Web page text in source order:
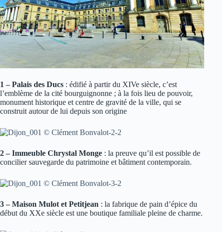
1 – Palais des Ducs : édifié à partir du XIVe siècle, c’est
l’emblème de la cité bourguignonne ; à la fois lieu de pouvoir,
monument historique et centre de gravité de la ville, qui se
construit autour de lui depuis son origine
2 – Immeuble Chrystal Monge : la preuve qu’il est possible de
concilier sauvegarde du patrimoine et bâtiment contemporain.
3 – Maison Mulot et Petitjean : la fabrique de pain d’épice du
début du XXe siècle est une boutique familiale pleine de charme.